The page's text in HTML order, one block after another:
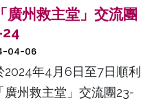
廣州救主堂」交流團
04-06
年4月6日至7日順利
州救主堂」交流團23-